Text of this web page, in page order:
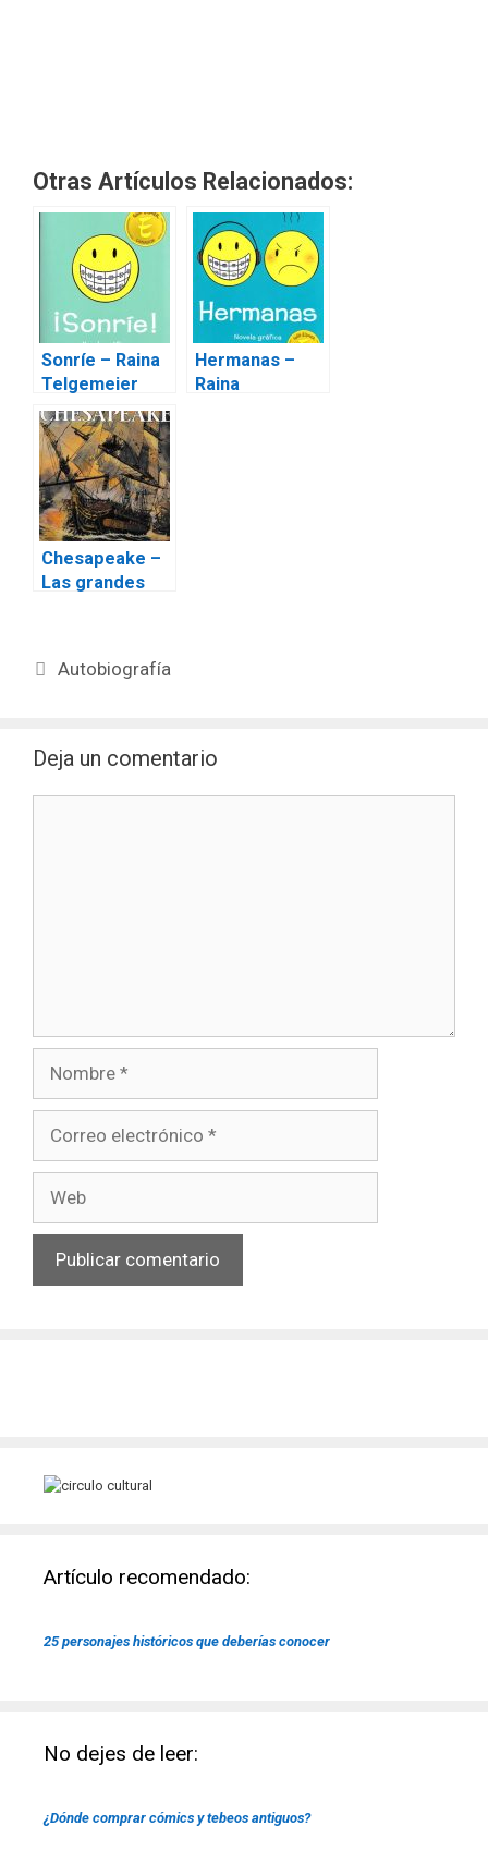
Otras Artículos Relacionados:
Sonríe – Raina
Telgemeier
Hermanas –
Raina
Chesapeake –
Las grandes
Etiquetas
Autobiografía
Deja un comentario
electrónico
Artículo recomendado:
25 personajes históricos que deberías conocer
No dejes de leer:
¿Dónde comprar cómics y tebeos antiguos?